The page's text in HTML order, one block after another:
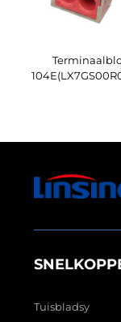
Tuisbladsy